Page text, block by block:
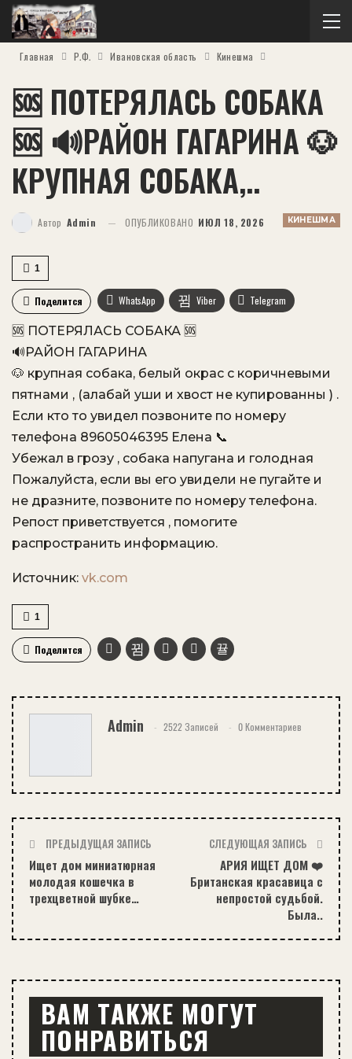
Главная Р.Ф. Ивановская область Кинешма
🆘 ПОТЕРЯЛАСЬ СОБАКА
🆘 🔊РАЙОН ГАГАРИНА 🐶
КРУПНАЯ СОБАКА,..
КИНЕШМА
Автор Admin ОПУБЛИКОВАНО ИЮЛ 18, 2026
1
Поделится WhatsApp Viber Telegram
VK OK.ru
🆘 ПОТЕРЯЛАСЬ СОБАКА 🆘
🔊РАЙОН ГАГАРИНА
🐶 крупная собака, белый окрас с коричневыми
пятнами , (алабай уши и хвост не купированны ) .
Если кто то увидел позвоните по номеру
телефона 89605046395 Елена 📞
Убежал в грозу , собака напугана и голодная
Пожалуйста, если вы его увидели не пугайте и
не дразните, позвоните по номеру телефона.
Репост приветствуется , помогите
распространить информацию.
Источник: vk.com
1
Поделится
Admin 2522 Записей 0 Комментариев
ПРЕДЫДУЩАЯ ЗАПИСЬ
Ищет дом миниатюрная
молодая кошечка в
трехцветной шубке…
СЛЕДУЮЩАЯ ЗАПИСЬ
АРИЯ ИЩЕТ ДОМ ❤️
Британская красавица с
непростой судьбой.
Была..
ВАМ ТАКЖЕ МОГУТ
ПОНРАВИТЬСЯ